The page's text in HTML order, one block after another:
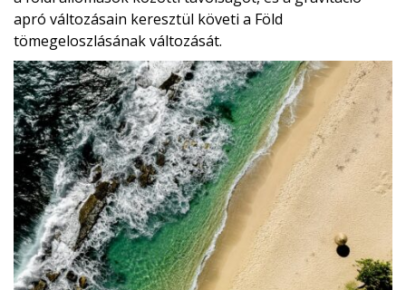
apró változásain keresztül követi a Föld
tömegeloszlásának változását.